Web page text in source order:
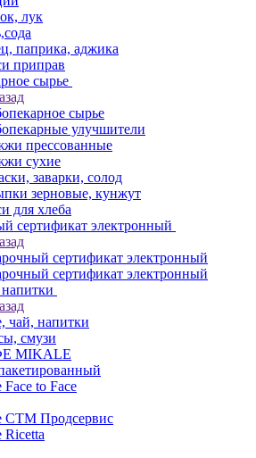
лук
паприка, аджика
приправ
сырье
сырье
улучшители
прессованные
сухие
заварки, солод
зерновые, кунжут
для хлеба
сертификат электронный
сертификат электронный
сертификат электронный
чай, напитки
смузи
MIKALE
to Face
СТМ Продсервис
Ricetta